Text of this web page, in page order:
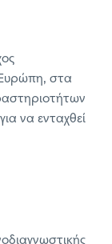
στα
να ενταχθεί